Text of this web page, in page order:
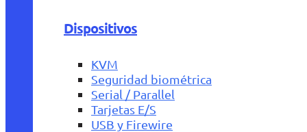
Dispositivos
KVM
Seguridad biométrica
Serial / Parallel
Tarjetas E/S
USB y Firewire